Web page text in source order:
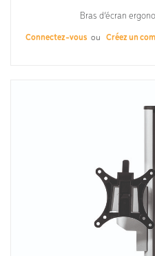
Bras d’écran
Connectez-vous ou Créez un